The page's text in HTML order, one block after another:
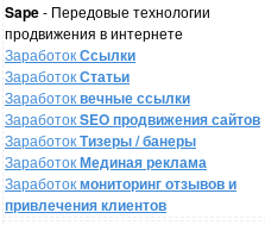
Sape- Передовые технологии
продвижения в интернете
ЗаработокСсылки
ЗаработокСтатьи
Заработоквечные ссылки
ЗаработокSEO продвижения сайтов
ЗаработокТизеры / банеры
ЗаработокМединая реклама
Заработокмониторинг отзывов и
привлечения клиентов